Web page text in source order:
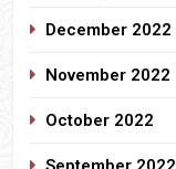
December 2022
November 2022
October 2022